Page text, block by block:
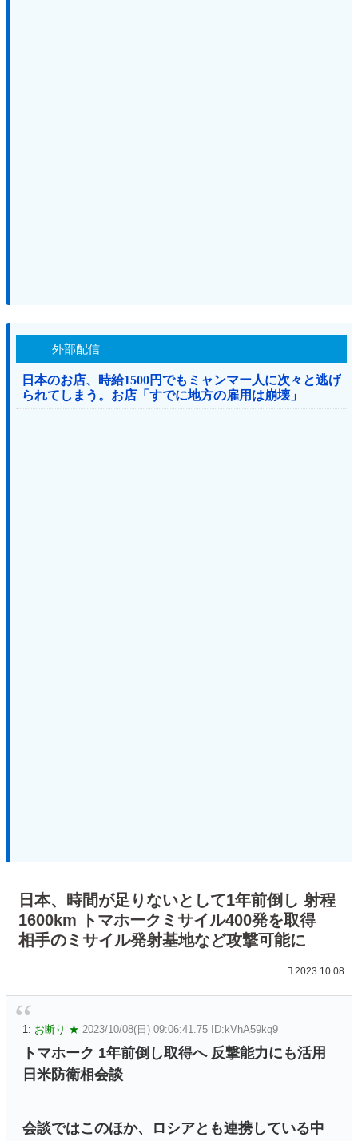
外部配信
日本のお店、時給1500円でもミャンマー人に次々と逃げ
られてしまう。お店「すでに地方の雇用は崩壊」
日本、時間が足りないとして1年前倒し 射程
1600km トマホークミサイル400発を取得
相手のミサイル発射基地など攻撃可能に
2023.10.08
1: お断り ★ 2023/10/08(日) 09:06:41.75 ID:kVhA59kq9
トマホーク 1年前倒し取得へ 反撃能力にも活用
日米防衛相会談
会談ではこのほか、ロシアとも連携している中